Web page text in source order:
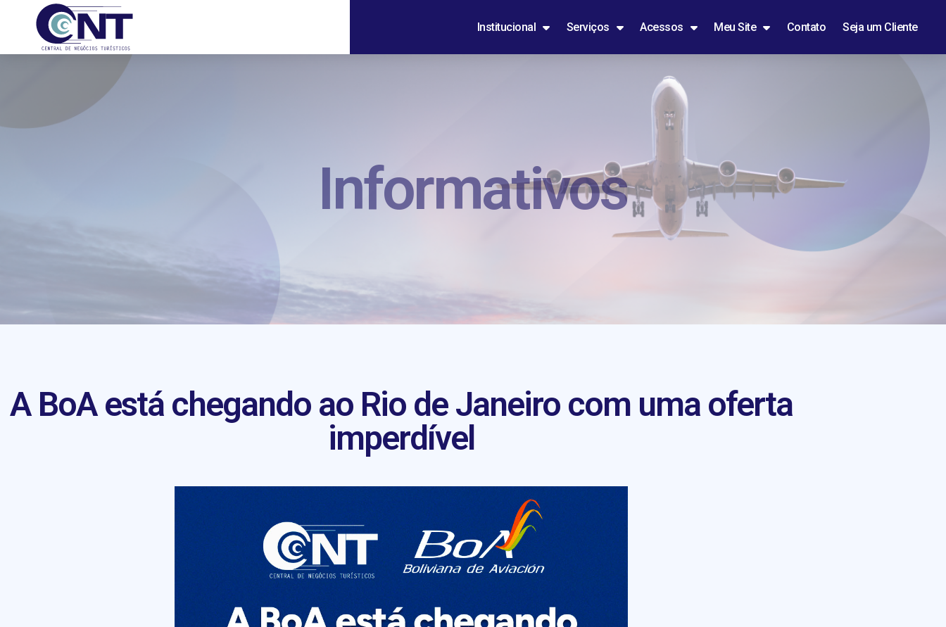
Institucional Serviços Acessos Meu Site Contato Seja um Cliente
Informativos
A BoA está chegando ao Rio de Janeiro com uma oferta
imperdível